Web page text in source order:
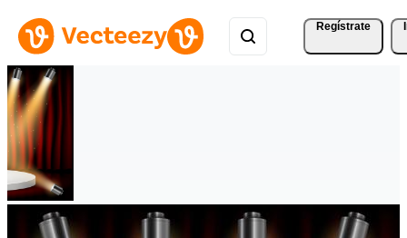
Regístrate